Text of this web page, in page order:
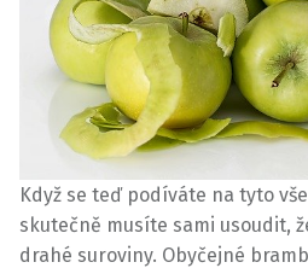
Když se teď podíváte na tyto
skutečně musíte sami usoudit,
drahé suroviny. Obyčejné